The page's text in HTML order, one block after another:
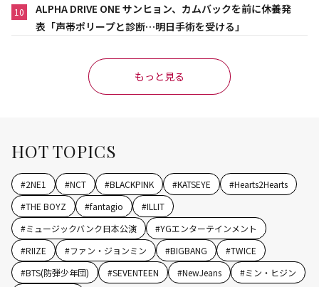
10
ALPHA DRIVE ONE サンヒョン、カムバックを前に休養発
表「声帯ポリープと診断…明日手術を受ける」
もっと見る
HOT TOPICS
#2NE1 #NCT #BLACKPINK #KATSEYE #Hearts2Hearts
#THE BOYZ #fantagio #ILLIT
#ミュージックバンク日本公演 #YGエンターテインメント
#RIIZE #ファン・ジョンミン #BIGBANG #TWICE
#BTS(防弾少年団) #SEVENTEEN #NewJeans #ミン・ヒジン